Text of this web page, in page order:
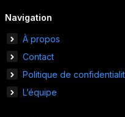
Navigation
À propos
Contact
Politique de
L’équipe